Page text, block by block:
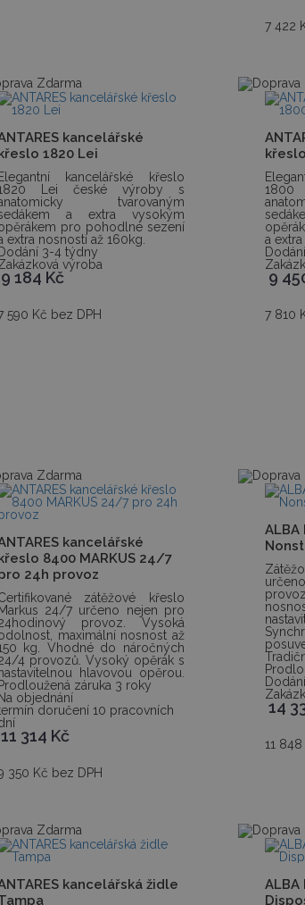
7 422
kancelářské
1820 Lei
Elegantní kancelářské křeslo
Lei české výroby s
tvarovaným
a extra vysokým
pro pohodlné sezení
extra nosností až 160kg.
Dodání 3-4 týdny
výroba
9 184 Kč
590 Kč bez DPH
a
9
7 810
kancelářské
8400 MARKUS 24/7
24h provoz
zátěžové křeslo
Markus 24/7 určeno nejen pro
provoz. Vysoká
maximální nosnost až
kg. Vhodné do náročných
4 provozů. Vysoký opěrák s
hlavovou opěrou.
Prodloužená záruka 3 roky
Na objednání
doručení 10 pracovních
11 314 Kč
350 Kč bez DPH
14
11
kancelářská židle